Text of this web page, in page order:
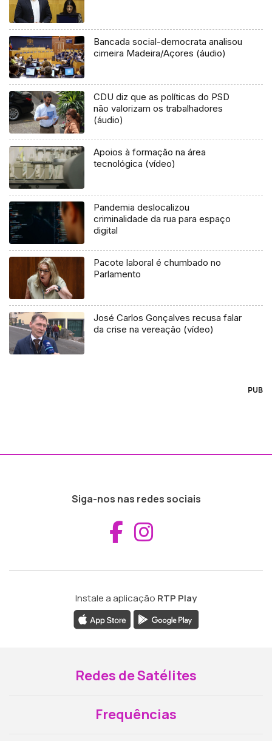
Bancada social-democrata analisou
cimeira Madeira/Açores (áudio)
CDU diz que as políticas do PSD
não valorizam os trabalhadores
(áudio)
Apoios à formação na área
tecnológica (vídeo)
Pandemia deslocalizou
criminalidade da rua para espaço
digital
Pacote laboral é chumbado no
Parlamento
José Carlos Gonçalves recusa falar
da crise na vereação (vídeo)
PUB
Siga-nos nas redes sociais
Aceder ao
Instale a aplicação RTP Play
Redes de Satélites
Frequências